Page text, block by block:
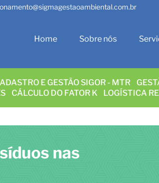
Home Sobre nós
E GESTÃO SIGOR - MTR
CÁLCULO DO FATOR K LOGÍSTICA
nas